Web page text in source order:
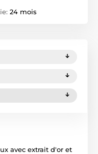
24 mois
avec extrait d'or et